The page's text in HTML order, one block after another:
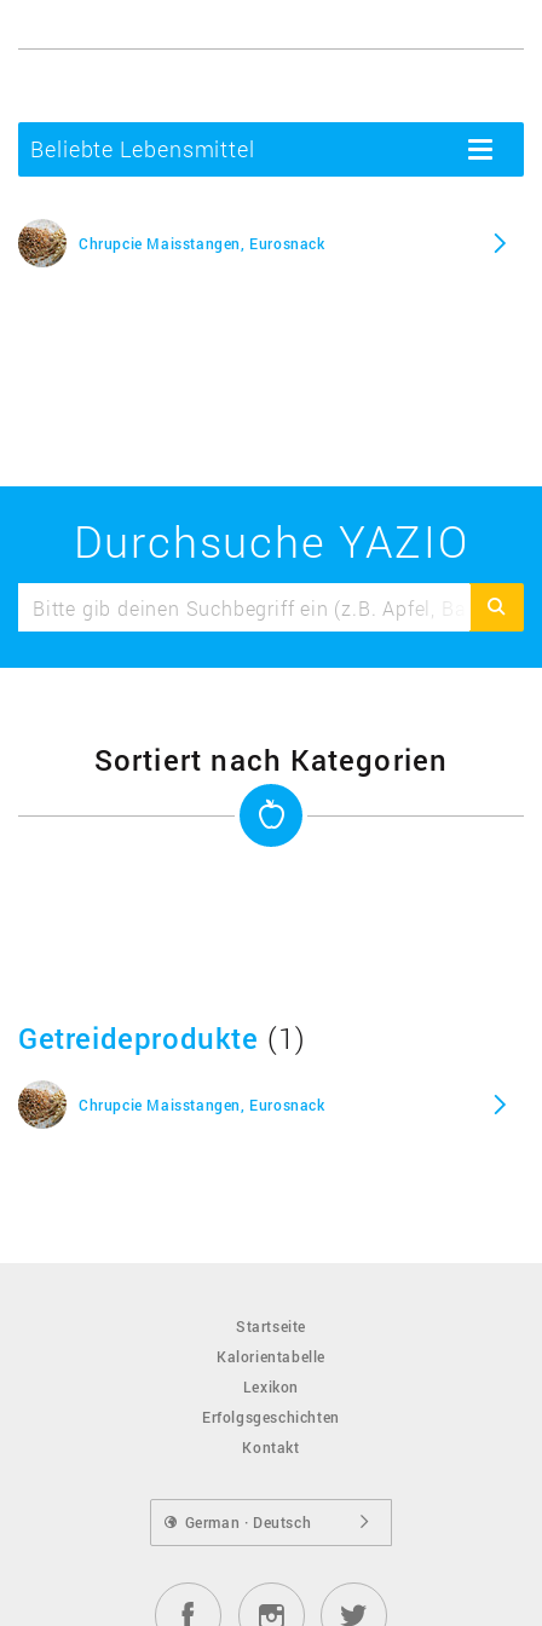
Beliebte Lebensmittel
Toggle
Chrupcie Maisstangen, Eurosnack
Durchsuche YAZIO
Sortiert nach Kategorien
Getreideprodukte (1)
Chrupcie Maisstangen, Eurosnack
Startseite
Kalorientabelle
Lexikon
Erfolgsgeschichten
Kontakt
German · Deutsch